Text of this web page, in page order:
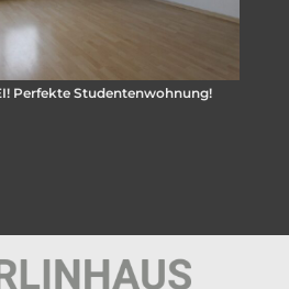
Perfekte Studentenwohnung!